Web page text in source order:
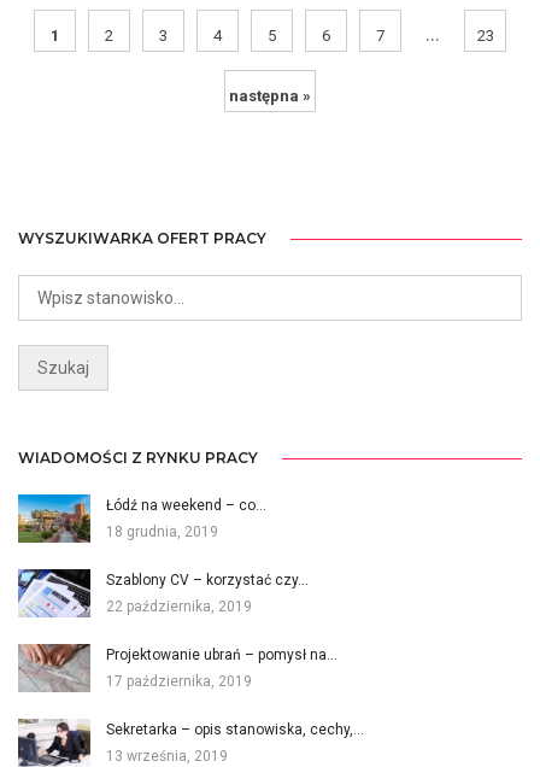
1 2 3 4 5 6 7 ... 23
następna »
WYSZUKIWARKA OFERT PRACY
WIADOMOŚCI Z RYNKU PRACY
Łódź na weekend – co…
18 grudnia, 2019
Szablony CV – korzystać czy…
22 października, 2019
Projektowanie ubrań – pomysł na…
17 października, 2019
Sekretarka – opis stanowiska, cechy,…
13 września, 2019